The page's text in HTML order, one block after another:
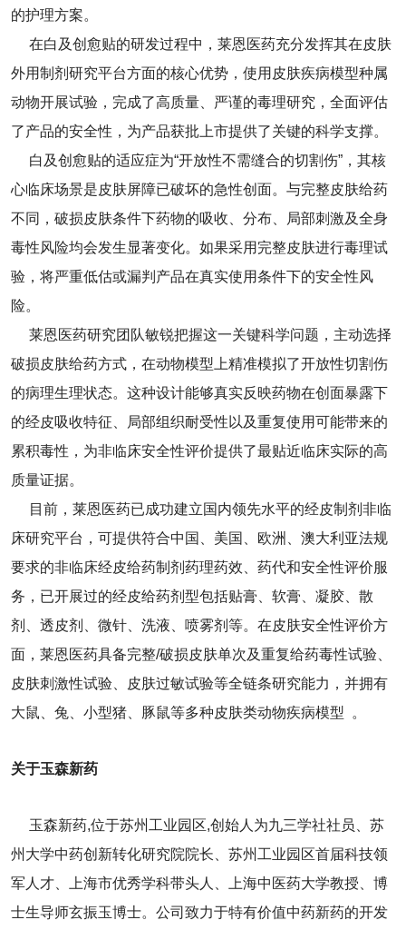
的护理方案。
在白及创愈贴的研发过程中，莱恩医药充分发挥其在皮肤
外用制剂研究平台方面的核心优势，使用皮肤疾病模型种属
动物开展试验，完成了高质量、严谨的毒理研究，全面评估
了产品的安全性，为产品获批上市提供了关键的科学支撑。
白及创愈贴的适应症为“开放性不需缝合的切割伤”，其核
心临床场景是皮肤屏障已破坏的急性创面。与完整皮肤给药
不同，破损皮肤条件下药物的吸收、分布、局部刺激及全身
毒性风险均会发生显著变化。如果采用完整皮肤进行毒理试
验，将严重低估或漏判产品在真实使用条件下的安全性风
险。
莱恩医药研究团队敏锐把握这一关键科学问题，主动选择
破损皮肤给药方式，在动物模型上精准模拟了开放性切割伤
的病理生理状态。这种设计能够真实反映药物在创面暴露下
的经皮吸收特征、局部组织耐受性以及重复使用可能带来的
累积毒性，为非临床安全性评价提供了最贴近临床实际的高
质量证据。
目前，莱恩医药已成功建立国内领先水平的经皮制剂非临
床研究平台，可提供符合中国、美国、欧洲、澳大利亚法规
要求的非临床经皮给药制剂药理药效、药代和安全性评价服
务，已开展过的经皮给药剂型包括贴膏、软膏、凝胶、散
剂、透皮剂、微针、洗液、喷雾剂等。在皮肤安全性评价方
面，莱恩医药具备完整/破损皮肤单次及重复给药毒性试验、
皮肤刺激性试验、皮肤过敏试验等全链条研究能力，并拥有
大鼠、兔、小型猪、豚鼠等多种皮肤类动物疾病模型 。
关于玉森新药
玉森新药,位于苏州工业园区,创始人为九三学社社员、苏
州大学中药创新转化研究院院长、苏州工业园区首届科技领
军人才、上海市优秀学科带头人、上海中医药大学教授、博
士生导师玄振玉博士。公司致力于特有价值中药新药的开发